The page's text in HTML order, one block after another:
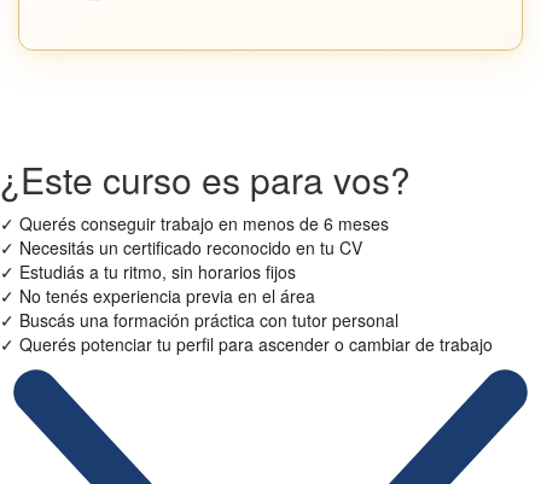
¿Este curso es para vos?
✓ Querés conseguir trabajo en menos de 6 meses
✓ Necesitás un certificado reconocido en tu CV
✓ Estudiás a tu ritmo, sin horarios fijos
✓ No tenés experiencia previa en el área
✓ Buscás una formación práctica con tutor personal
✓ Querés potenciar tu perfil para ascender o cambiar de trabajo